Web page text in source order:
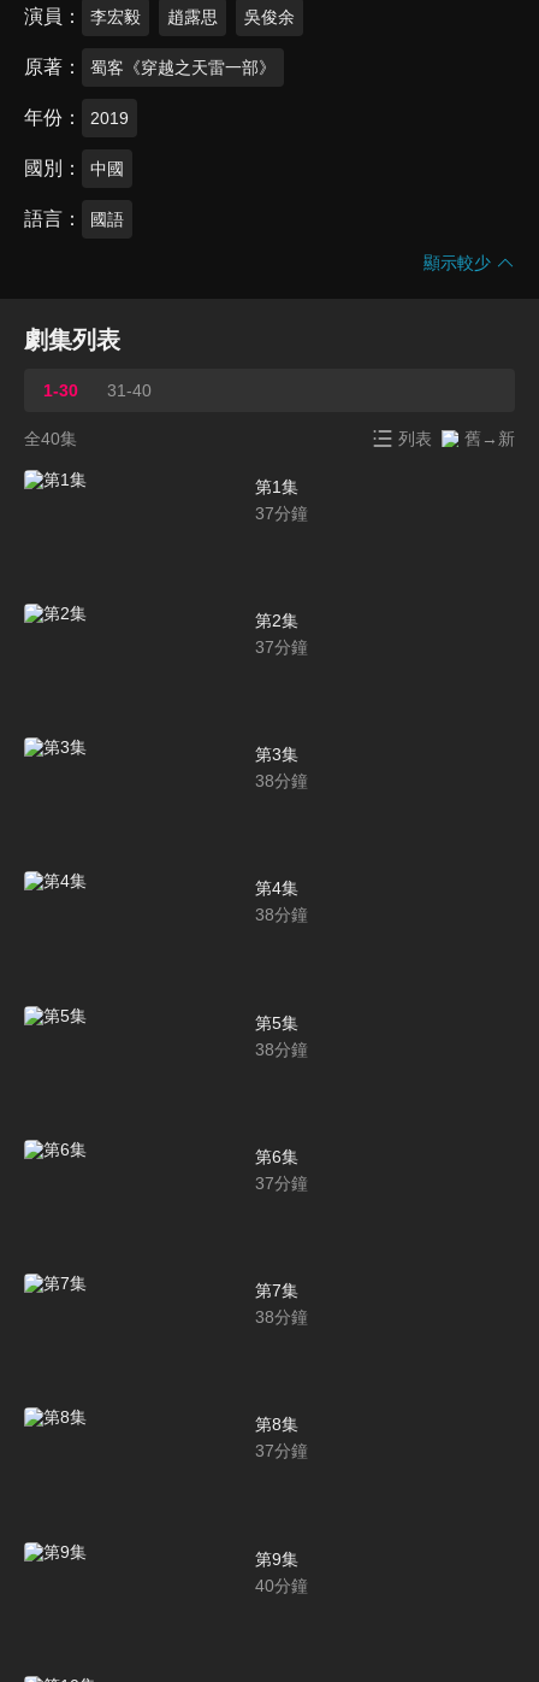
演員 李宏毅 趙露思 吳俊余
原著 蜀客《穿越之天雷一部》
年份 2019
國別 中國
語言 國語
顯示較少
劇集列表
1-30 31-40
全40集 列表 舊→新
第1集
37分鐘
第2集
37分鐘
第3集
38分鐘
第4集
38分鐘
第5集
38分鐘
第6集
37分鐘
第7集
38分鐘
第8集
37分鐘
第9集
40分鐘